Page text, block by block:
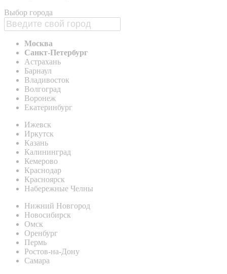
Выбор города
Москва
Санкт-Петербург
Астрахань
Барнаул
Владивосток
Волгоград
Воронеж
Екатеринбург
Ижевск
Иркутск
Казань
Калининград
Кемерово
Краснодар
Красноярск
Набережные Челны
Нижний Новгород
Новосибирск
Омск
Оренбург
Пермь
Ростов-на-Дону
Самара